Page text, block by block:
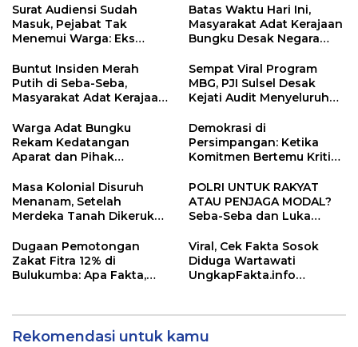
Surat Audiensi Sudah
Masuk, Pejabat Tak
Menemui Warga: Eks
Pelayanan Dinas
Transmigrasi Luwu Timur
Batas Waktu Hari Ini,
Masyarakat Adat Kerajaan
Bungku Desak Negara
Seba-Seba
Buntut Insiden Merah
Putih di Seba-Seba,
Masyarakat Adat Kerajaan
Berjihad Secara
Konstitusional
Sempat Viral Program
MBG, PJI Sulsel Desak
Kejati Audit Menyeluruh
Dugaan Pelaksanaan di
Sinjai, Isu Keterlibatan
Legislator
Warga Adat Bungku
Rekam Kedatangan
Aparat dan Pihak
Klarifikasi, Transparansi
Prosedur Dipertanyakan
Demokrasi di
Persimpangan: Ketika
Komitmen Bertemu Kritik
Masa Kolonial Disuruh
Menanam, Setelah
Merdeka Tanah Dikeruk?
Vale, dan Jeritan Warga
Lingkar Tambang
POLRI UNTUK RAKYAT
ATAU PENJAGA MODAL?
Seba-Seba dan Luka
Morowali–Luwu Timur
Dugaan Pemotongan
Zakat Fitra 12% di
Bulukumba: Apa Fakta,
BAZNAS dan Kades
Didesak Klarifikasi
Viral, Cek Fakta Sosok
Diduga Wartawati
UngkapFakta.info
Perwira Polisi Jadi
Sorotan — Publik Tunggu
Rekomendasi untuk kamu